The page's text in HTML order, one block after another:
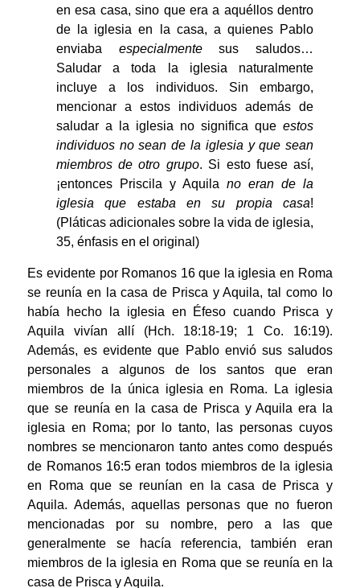
en esa casa, sino que era a aquéllos dentro
de la iglesia en la casa, a quienes Pablo
enviaba especialmentesus saludos…
Saludar a toda la iglesia naturalmente
incluye a los individuos. Sin embargo,
mencionar a estos individuos además de
saludar a la iglesia no significa queestos
individuos no sean de la iglesia y que sean
miembros de otro grupo. Si esto fuese así,
¡entonces Priscila y Aquilano eran de la
iglesia que estaba en su propia casa!
(Pláticas adicionales sobre la vida de iglesia,
35, énfasis en el original)
Es evidente por Romanos 16 que la iglesia en Roma
se reunía en la casa de Prisca y Aquila, tal como lo
había hecho la iglesia en Éfeso cuando Prisca y
Aquila vivían allí (Hch. 18:18-19; 1 Co. 16:19).
Además, es evidente que Pablo envió sus saludos
personales a algunos de los santos que eran
miembros de la única iglesia en Roma. La iglesia
que se reunía en la casa de Prisca y Aquila era la
iglesia en Roma; por lo tanto, las personas cuyos
nombres se mencionaron tanto antes como después
de Romanos 16:5 eran todos miembros de la iglesia
en Roma que se reunían en la casa de Prisca y
Aquila. Además, aquellas personas que no fueron
mencionadas por su nombre, pero a las que
generalmente se hacía referencia, también eran
miembros de la iglesia en Roma que se reunía en la
casa de Prisca y Aquila.